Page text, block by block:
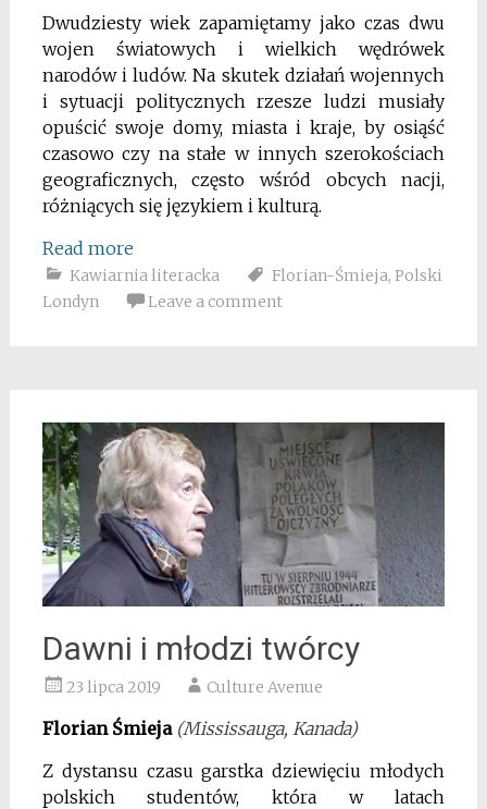
Dwudziesty wiek zapamiętamy jako czas dwu
wojen światowych i wielkich wędrówek
narodów i ludów. Na skutek działań wojennych
i sytuacji politycznych rzesze ludzi musiały
opuścić swoje domy, miasta i kraje, by osiąść
czasowo czy na stałe w innych szerokościach
geograficznych, często wśród obcych nacji,
różniących się językiem i kulturą.
Read more
Kawiarnia literacka Florian-Śmieja, Polski
Londyn
Leave a comment
Dawni i młodzi twórcy
23 lipca 2019 Culture Avenue
Florian Śmieja (Mississauga, Kanada)
Z dystansu czasu garstka dziewięciu młodych
polskich studentów, która w latach